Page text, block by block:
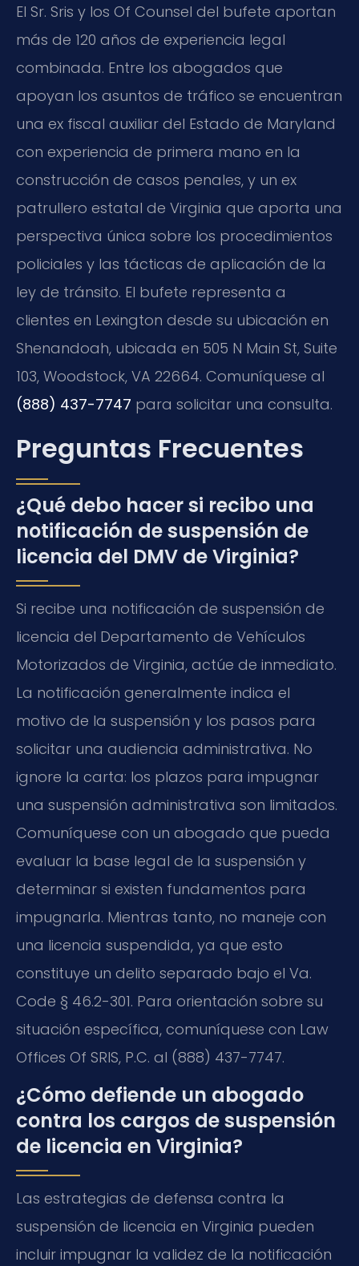
El Sr. Sris y los Of Counsel del bufete aportan
más de 120 años de experiencia legal
combinada. Entre los abogados que
apoyan los asuntos de tráfico se encuentran
una ex fiscal auxiliar del Estado de Maryland
con experiencia de primera mano en la
construcción de casos penales, y un ex
patrullero estatal de Virginia que aporta una
perspectiva única sobre los procedimientos
policiales y las tácticas de aplicación de la
ley de tránsito. El bufete representa a
clientes en Lexington desde su ubicación en
Shenandoah, ubicada en 505 N Main St, Suite
103, Woodstock, VA 22664. Comuníquese al
(888) 437-7747 para solicitar una consulta.
Preguntas Frecuentes
¿Qué debo hacer si recibo una
notificación de suspensión de
licencia del DMV de Virginia?
Si recibe una notificación de suspensión de
licencia del Departamento de Vehículos
Motorizados de Virginia, actúe de inmediato.
La notificación generalmente indica el
motivo de la suspensión y los pasos para
solicitar una audiencia administrativa. No
ignore la carta: los plazos para impugnar
una suspensión administrativa son limitados.
Comuníquese con un abogado que pueda
evaluar la base legal de la suspensión y
determinar si existen fundamentos para
impugnarla. Mientras tanto, no maneje con
una licencia suspendida, ya que esto
constituye un delito separado bajo el Va.
Code § 46.2-301. Para orientación sobre su
situación específica, comuníquese con Law
Offices Of SRIS, P.C. al (888) 437-7747.
¿Cómo defiende un abogado
contra los cargos de suspensión
de licencia en Virginia?
Las estrategias de defensa contra la
suspensión de licencia en Virginia pueden
incluir impugnar la validez de la notificación